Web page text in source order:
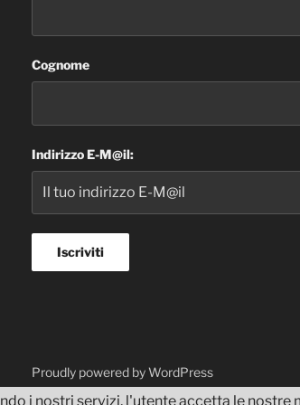
Cognome
Indirizzo E-M@il:
Proudly powered by WordPress
i nostri servizi, l'utente accetta le nostre